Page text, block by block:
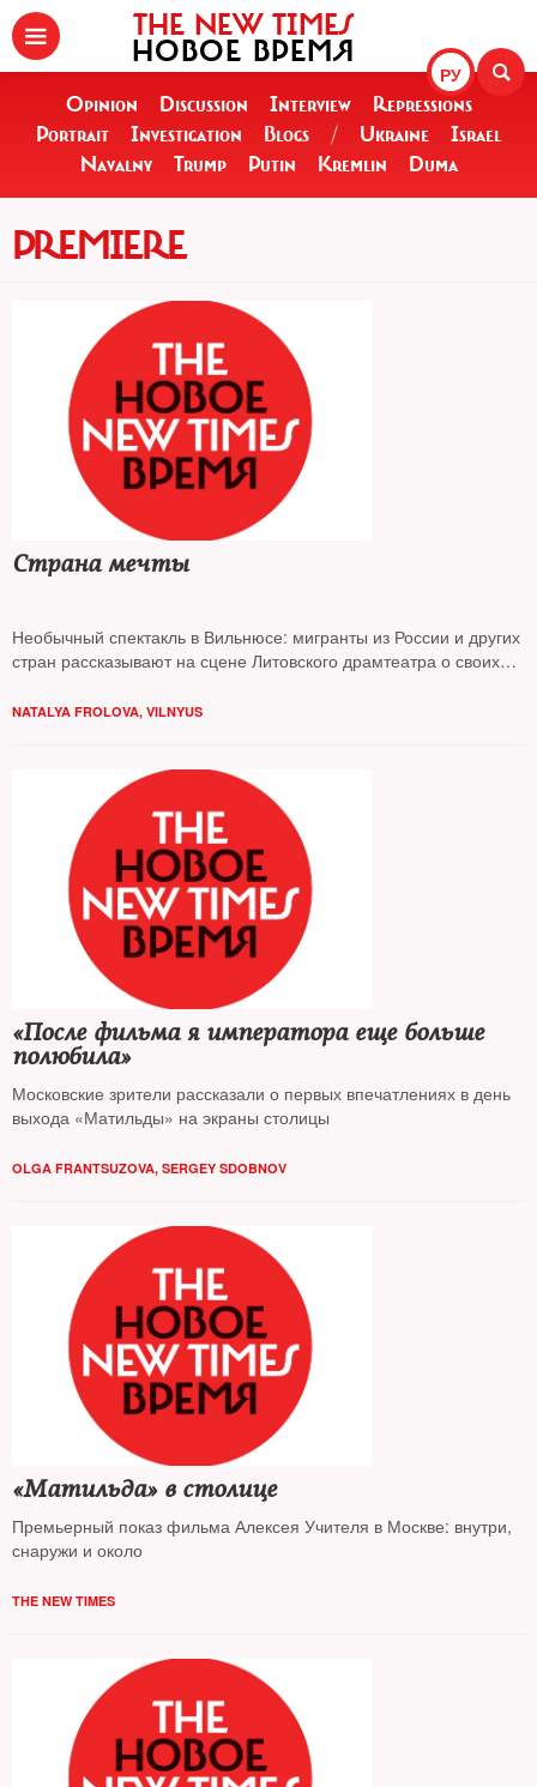
РУ
THE NEW TIMES
НОВОЕ ВРЕМЯ
Opinion Discussion Interview
Repressions
Portrait
Investigation Blogs / Ukraine
Israel
Navalny
Trump Putin Kremlin Duma
PREMIERE
Страна мечты
Необычный спектакль в Вильнюсе: мигранты из России и других
стран рассказывают на сцене Литовского драмтеатра о своих
NATALYA FROLOVA, VILNYUS
«После фильма я императора еще больше
полюбила»
Московские зрители рассказали о первых впечатлениях в день
выхода «Матильды» на экраны столицы
OLGA FRANTSUZOVA, SERGEY SDOBNOV
«Матильда» в столице
Премьерный показ фильма Алексея Учителя в Москве: внутри,
снаружи и около
THE NEW TIMES